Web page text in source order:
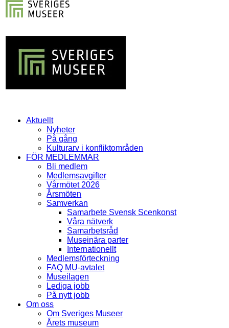
Aktuellt
Nyheter
På gång
Kulturarv i konfliktområden
FÖR MEDLEMMAR
Bli medlem
Medlemsavgifter
Vårmötet 2026
Årsmöten
Samverkan
Samarbete Svensk Scenkonst
Våra nätverk
Samarbetsråd
Museinära parter
Internationellt
Medlemsförteckning
FAQ MU-avtalet
Museilagen
Lediga jobb
På nytt jobb
Om oss
Om Sveriges Museer
Årets museum